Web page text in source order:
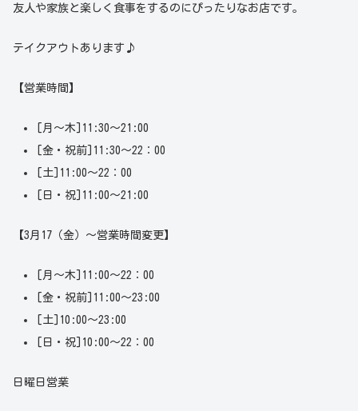
友人や家族と楽しく食事をするのにぴったりなお店です。
テイクアウトあります♪
【営業時間】
[月～木]11:30～21:00
[金・祝前]11:30～22：00
[土]11:00～22：00
[日・祝]11:00～21:00
【3月17（金）～営業時間変更】
[月～木]11:00～22：00
[金・祝前]11:00～23:00
[土]10:00～23:00
[日・祝]10:00～22：00
日曜日営業